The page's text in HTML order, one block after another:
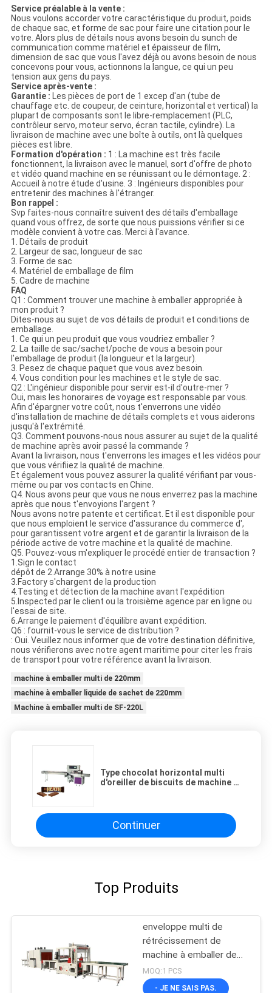
Service préalable à la vente :
Nous voulons accorder votre caractéristique du produit, poids
de chaque sac, et forme de sac pour faire une citation pour le
votre. Alors plus de détails nous avons besoin du sunch de
communication comme matériel et épaisseur de film,
dimension de sac que vous l'avez déjà ou avons besoin de nous
concevons pour vous, actionnons la langue, ce qui un peu
tension aux gens du pays.
Service après-vente :
Garantie : Les pièces de port de 1 excep d'an (tube de
chauffage etc. de coupeur, de ceinture, horizontal et vertical) la
plupart de composants sont le libre-remplacement (PLC,
contrôleur servo, moteur servo, écran tactile, cylindre). La
livraison de machine avec une boîte à outils, ont là quelques
pièces est libre.
Formation d'opération : 1 : La machine est très facile
fonctionnent, la livraison avec le manuel, sort d'offre de photo
et vidéo quand machine en se réunissant ou le démontage. 2 :
Accueil à notre étude d'usine. 3 : Ingénieurs disponibles pour
entretenir des machines à l'étranger.
Bon rappel :
Svp faites-nous connaître suivent des détails d'emballage
quand vous offrez, de sorte que nous puissions vérifier si ce
modèle convient à votre cas. Merci à l'avance.
1. Détails de produit
2. Largeur de sac, longueur de sac
3. Forme de sac
4. Matériel de emballage de film
5. Cadre de machine
FAQ
Q1 : Comment trouver une machine à emballer appropriée à
mon produit ?
Dites-nous au sujet de vos détails de produit et conditions de
emballage.
1. Ce qui un peu produit que vous voudriez emballer ?
2. La taille de sac/sachet/poche de vous a besoin pour
l'emballage de produit (la longueur et la largeur).
3. Pesez de chaque paquet que vous avez besoin.
4. Vous condition pour les machines et le style de sac.
Q2 : L'ingénieur disponible pour servir est-il d'outre-mer ?
Oui, mais les honoraires de voyage est responsable par vous.
Afin d'épargner votre coût, nous t'enverrons une vidéo
d'installation de machine de détails complets et vous aiderons
jusqu'à l'extrémité.
Q3. Comment pouvons-nous nous assurer au sujet de la qualité
de machine après avoir passé la commande ?
Avant la livraison, nous t'enverrons les images et les vidéos pour
que vous vérifiiez la qualité de machine.
Et également vous pouvez assurer la qualité vérifiant par vous-
même ou par vos contacts en Chine.
Q4. Nous avons peur que vous ne nous enverrez pas la machine
après que nous t'envoyions l'argent ?
Nous avons notre patente et certificat. Et il est disponible pour
que nous emploient le service d'assurance du commerce d',
pour garantissent votre argent et de garantir la livraison de la
période active de votre machine et la qualité de machine.
Q5. Pouvez-vous m'expliquer le procédé entier de transaction ?
1.Sign le contact
dépôt de 2.Arrange 30% à notre usine
3.Factory s'chargent de la production
4.Testing et détection de la machine avant l'expédition
5.Inspected par le client ou la troisième agence par en ligne ou
l'essai de site.
6.Arrange le paiement d'équilibre avant expédition.
Q6 : fournit-vous le service de distribution ?
: Oui. Veuillez nous informer que de votre destination définitive,
nous vérifierons avec notre agent maritime pour citer les frais
de transport pour votre référence avant la livraison.
machine à emballer multi de 220mm
machine à emballer liquide de sachet de 220mm
Machine à emballer multi de SF-220L
Type chocolat horizontal multi
d'oreiller de biscuits de machine à
Continuer
Top Produits
enveloppe multi de
rétrécissement de
machine à emballer de
1960mm
MOQ:1 PCS
- JE NE SAIS PAS.